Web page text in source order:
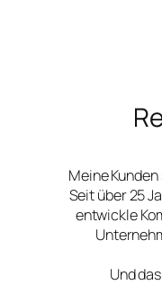
Meine
Seit über 25
entwickle
Und